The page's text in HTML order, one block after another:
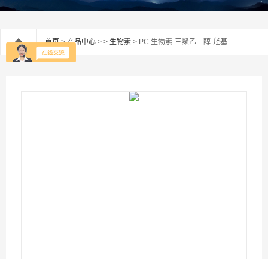
首页>产品中心 > > 生物素 > PC 生物素-三聚乙二醇-羟基